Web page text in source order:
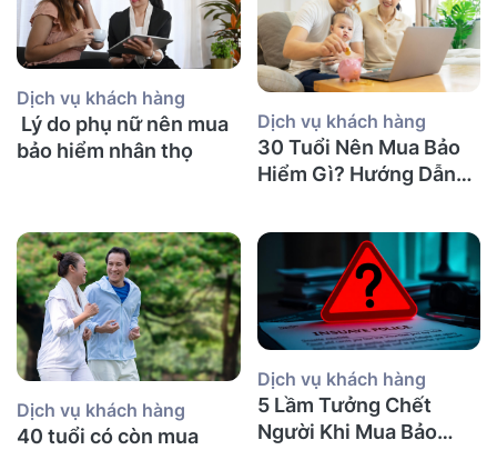
Dịch vụ khách hàng
Lý do phụ nữ nên mua
bảo hiểm nhân thọ
Dịch vụ khách hàng
30 Tuổi Nên Mua Bảo
Hiểm Gì? Hướng Dẫn
Dịch vụ khách hàng
40 tuổi có còn mua
Dịch vụ khách hàng
5 Lầm Tưởng Chết
Người Khi Mua Bảo